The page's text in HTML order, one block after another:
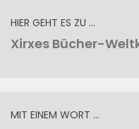
HIER GEHT ES ZU …
Xirxes Bücher-
MIT EINEM WORT …